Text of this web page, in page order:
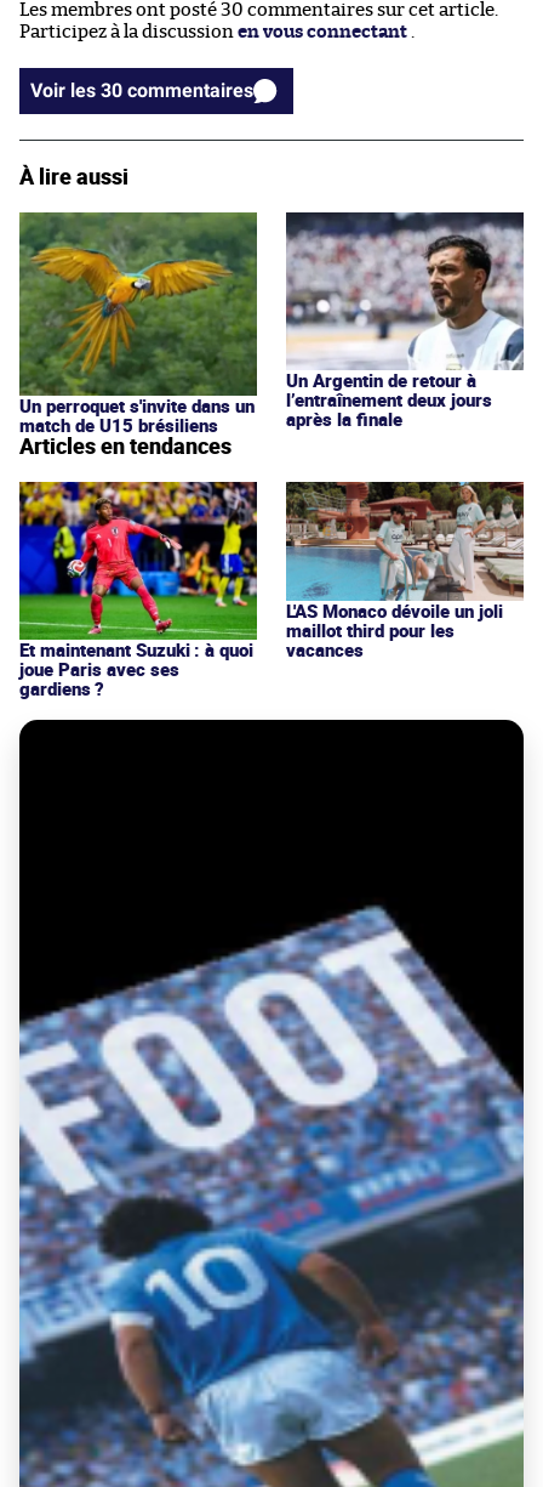
Les membres ont posté 30 commentaires sur cet article.
Participez à la discussion en vous connectant .
Voir les 30 commentaires
À lire aussi
Un perroquet s'invite dans un
match de U15 brésiliens
Un Argentin de retour à
l’entraînement deux jours
après la finale
Articles en tendances
Et maintenant Suzuki : à quoi
joue Paris avec ses
gardiens ?
L'AS Monaco dévoile un joli
maillot third pour les
vacances